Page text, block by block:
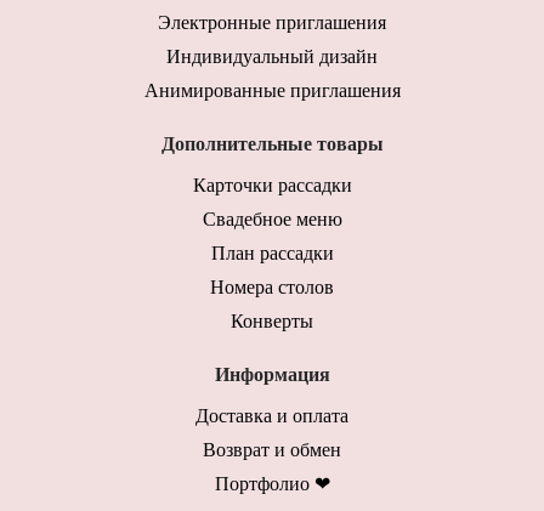
Электронные приглашения
Индивидуальный дизайн
Анимированные приглашения
Дополнительные товары
Карточки рассадки
Свадебное меню
План рассадки
Номера столов
Конверты
Информация
Доставка и оплата
Возврат и обмен
Портфолио ❤︎